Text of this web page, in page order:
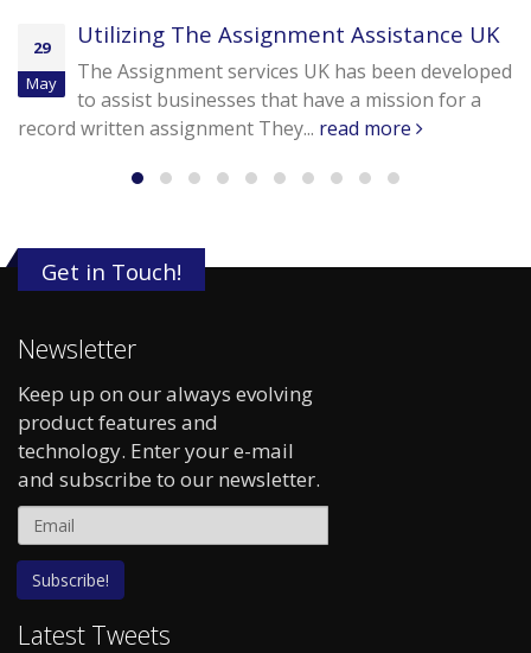
29
May
Utilizing The Assignment Assistance UK
The Assignment services UK has been developed
to assist businesses that have a mission for a
record written assignment They... read more
Get in Touch!
Newsletter
Keep up on our always evolving
product features and
technology. Enter your e-mail
and subscribe to our newsletter.
Latest Tweets